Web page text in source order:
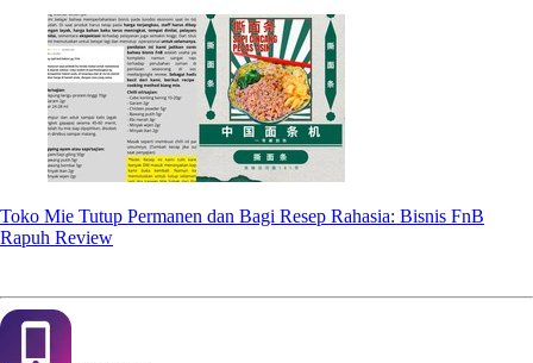
Toko Mie Tutup Permanen dan Bagi Resep Rahasia: Bisnis FnB
Rapuh Review